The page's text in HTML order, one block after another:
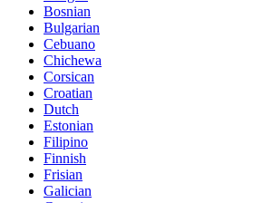
Bosnian
Bulgarian
Cebuano
Chichewa
Corsican
Croatian
Dutch
Estonian
Filipino
Finnish
Frisian
Galician